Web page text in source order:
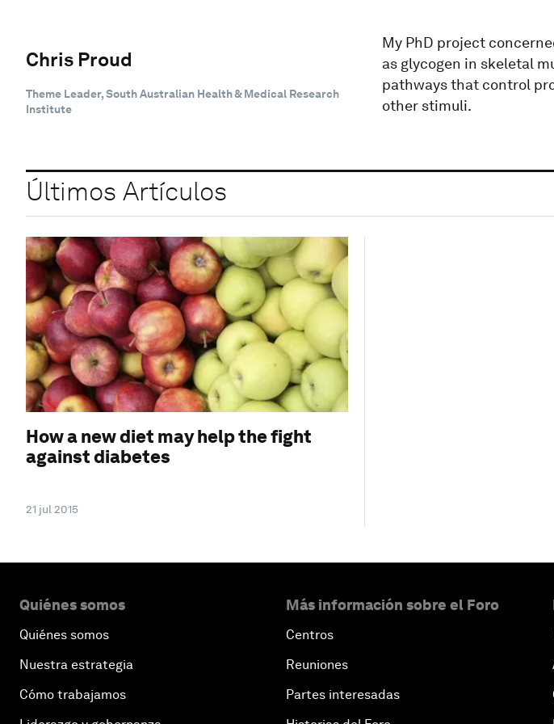
Chris Proud
Theme Leader, South Australian Health & Medical Research
Institute
My PhD project
as glycogen in skeletal
pathways that control
other stimuli.
Últimos Artículos
How a new diet may help the fight
against diabetes
21 jul 2015
Quiénes somos
Quiénes somos
Nuestra estrategia
Cómo trabajamos
Más información sobre el Foro
Centros
Reuniones
Partes interesadas